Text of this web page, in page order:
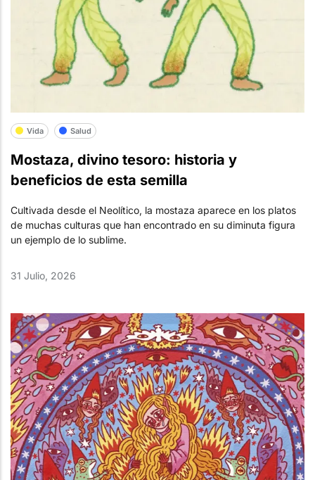
Vida Salud
Mostaza, divino tesoro: historia y
beneficios de esta semilla
Cultivada desde el Neolítico, la mostaza aparece en los platos
de muchas culturas que han encontrado en su diminuta figura
un ejemplo de lo sublime.
31 Julio, 2026